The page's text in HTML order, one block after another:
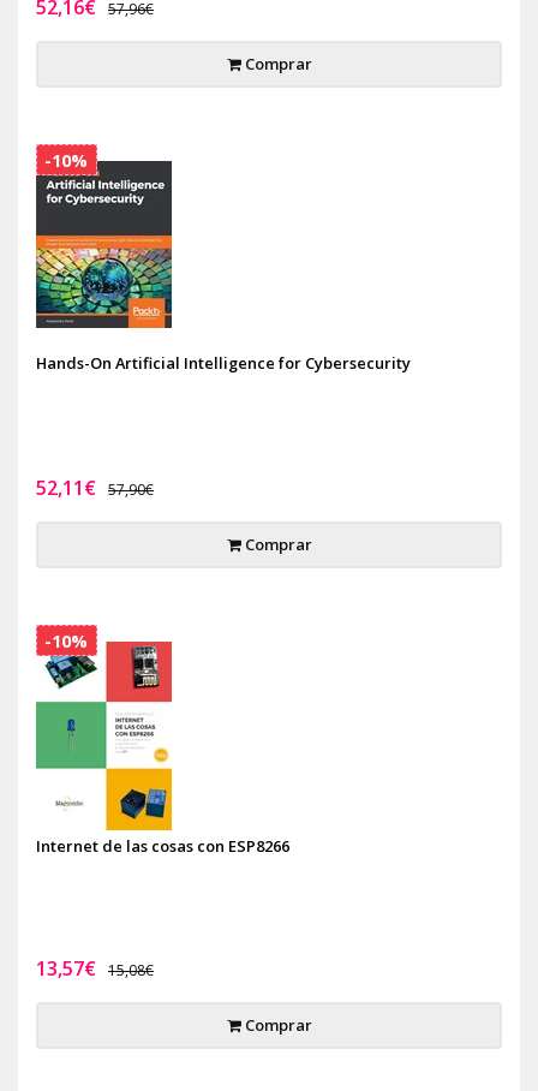
52,16€ 57,96€
Comprar
Hands-On Artificial Intelligence for Cybersecurity
52,11€ 57,90€
Comprar
-10%
Internet de las cosas con ESP8266
13,57€ 15,08€
Comprar
-10%